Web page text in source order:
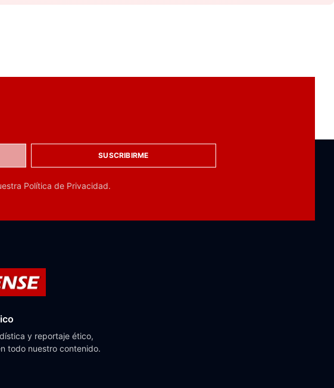
SUSCRIBIRME
Política de Privacidad.
y reportaje ético,
todo nuestro contenido.